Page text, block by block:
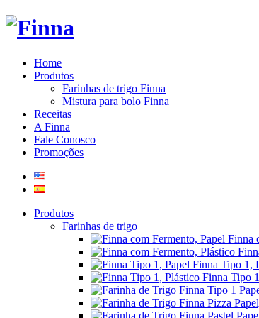
Home
Produtos
Farinhas de trigo Finna
Mistura para bolo Finna
Receitas
A Finna
Fale Conosco
Promoções
Produtos
Farinhas de trigo
Finna
Finna Tipo 1,
Finna Tipo